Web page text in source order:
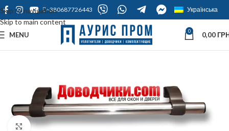
Skip to navigation
Skip to main content
+380687726443 Українська
MENU 0 0,00
Click to enlarge